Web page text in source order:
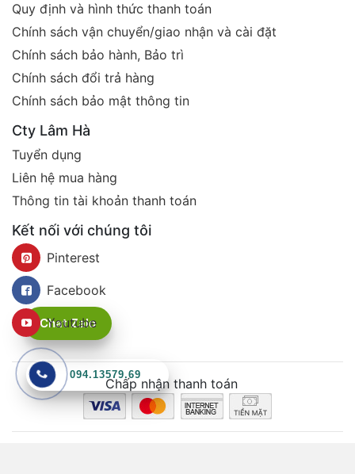
Chat Zalo
094.13579.69
Quy định và hình thức thanh toán
Chính sách vận chuyển/giao nhận và cài đặt
Chính sách bảo hành, Bảo trì
Chính sách đổi trả hàng
Chính sách bảo mật thông tin
Cty Lâm Hà
Tuyển dụng
Liên hệ mua hàng
Thông tin tài khoản thanh toán
Kết nối với chúng tôi
Pinterest
Facebook
Youtube
Chấp nhận thanh toán